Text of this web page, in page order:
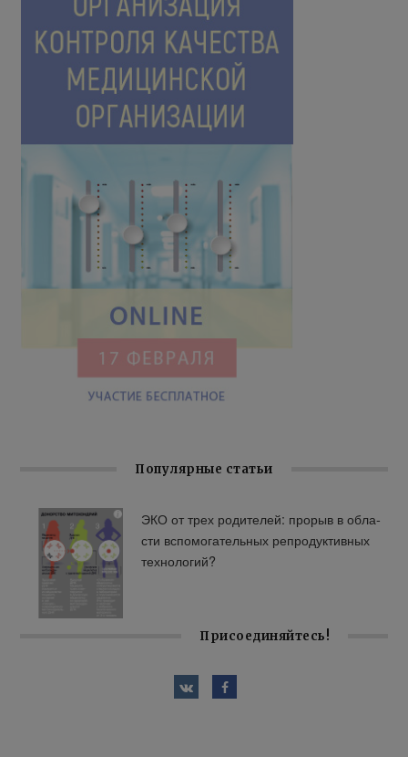
Популярные статьи
ЭКО от трех ро­ди­те­лей: про­рыв в об­ла­
сти вспо­мо­га­тель­ных ре­про­дук­тив­ных
тех­но­ло­гий?
Присоединяйтесь!